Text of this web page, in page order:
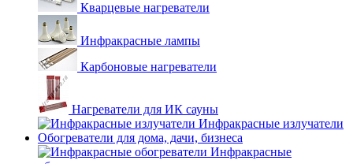
Кварцевые нагреватели
Инфракрасные лампы
Карбоновые нагреватели
Нагреватели для ИК сауны
Инфракрасные излучатели
Обогреватели для дома, дачи, бизнеса
Инфракрасные